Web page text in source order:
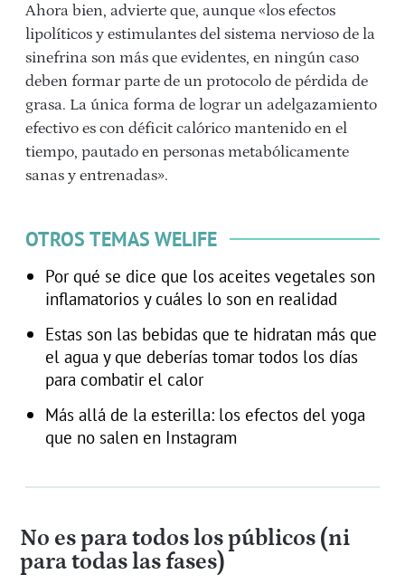
Ahora bien, advierte que, aunque «los efectos
lipolíticos y estimulantes del sistema nervioso de la
sinefrina son más que evidentes, en ningún caso
deben formar parte de un protocolo de pérdida de
grasa. La única forma de lograr un adelgazamiento
efectivo es con déficit calórico mantenido en el
tiempo, pautado en personas metabólicamente
sanas y entrenadas».
OTROS TEMAS WELIFE
Por qué se dice que los aceites vegetales son
inflamatorios y cuáles lo son en realidad
Estas son las bebidas que te hidratan más que
el agua y que deberías tomar todos los días
para combatir el calor
Más allá de la esterilla: los efectos del yoga
que no salen en Instagram
No es para todos los públicos (ni
para todas las fases)